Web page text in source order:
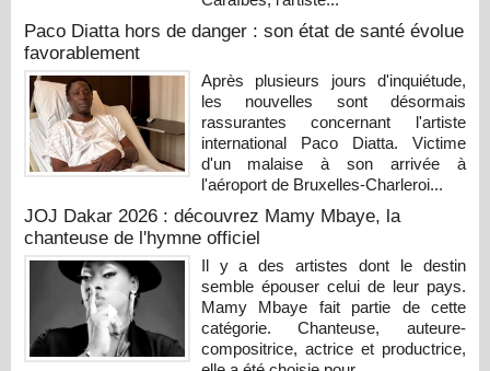
Paco Diatta hors de danger : son état de santé évolue
favorablement
Après plusieurs jours d'inquiétude,
les nouvelles sont désormais
rassurantes concernant l'artiste
international Paco Diatta. Victime
d'un malaise à son arrivée à
l'aéroport de Bruxelles-Charleroi...
JOJ Dakar 2026 : découvrez Mamy Mbaye, la
chanteuse de l'hymne officiel
Il y a des artistes dont le destin
semble épouser celui de leur pays.
Mamy Mbaye fait partie de cette
catégorie. Chanteuse, auteure-
compositrice, actrice et productrice,